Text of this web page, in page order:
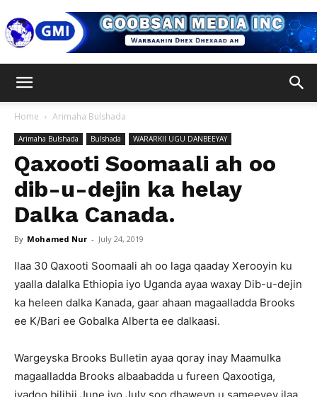
Media
Inc
Home Arimaha Bulshada
Arimaha Bulshada Bulshada WARARKII UGU DANBEEYAY
Qaxooti Soomaali ah oo
dib-u-dejin ka helay
Dalka Canada.
By Mohamed Nur - July 24, 2019
Ilaa 30 Qaxooti Soomaali ah oo laga qaaday Xerooyin ku
yaalla dalalka Ethiopia iyo Uganda ayaa waxay Dib-u-dejin
ka heleen dalka Kanada, gaar ahaan magaalladda Brooks
ee K/Bari ee Gobalka Alberta ee dalkaasi.
Wargeyska Brooks Bulletin ayaa qoray inay Maamulka
magaalladda Brooks albaabadda u fureen Qaxootiga,